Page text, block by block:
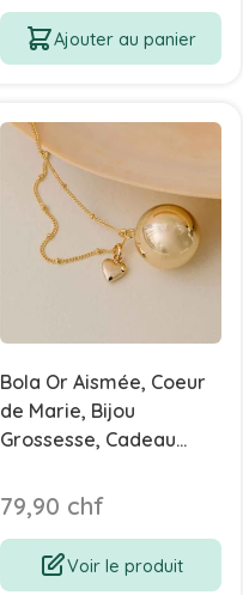
Ajouter au panier
Bola Or Aismée, Coeur
de Marie, Bijou
Grossesse, Cadeau
79,90 chf
Voir le produit